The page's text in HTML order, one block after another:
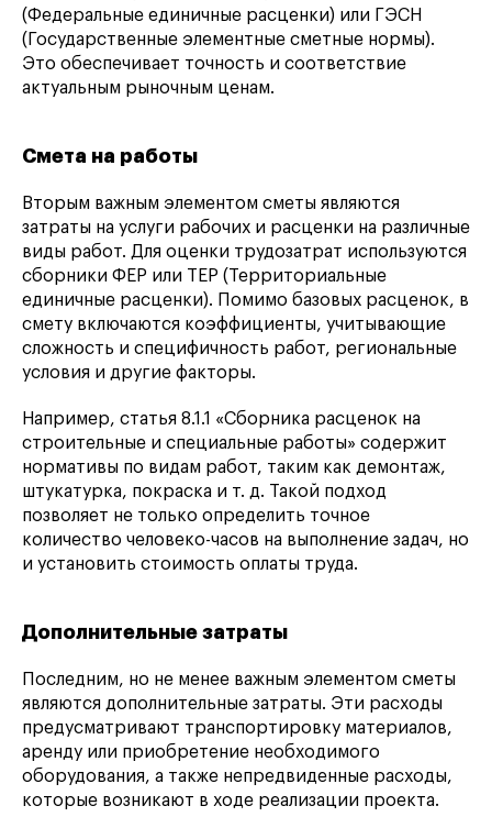
(Федеральные единичные расценки) или ГЭСН
(Государственные элементные сметные нормы).
Это обеспечивает точность и соответствие
актуальным рыночным ценам.
Смета на работы
Вторым важным элементом сметы являются
затраты на услуги рабочих и расценки на различные
виды работ. Для оценки трудозатрат используются
сборники ФЕР или ТЕР (Территориальные
единичные расценки). Помимо базовых расценок, в
смету включаются коэффициенты, учитывающие
сложность и специфичность работ, региональные
условия и другие факторы.
Например, статья 8.1.1 «Сборника расценок на
строительные и специальные работы» содержит
нормативы по видам работ, таким как демонтаж,
штукатурка, покраска и т. д. Такой подход
позволяет не только определить точное
количество человеко-часов на выполнение задач, но
и установить стоимость оплаты труда.
Дополнительные затраты
Последним, но не менее важным элементом сметы
являются дополнительные затраты. Эти расходы
предусматривают транспортировку материалов,
аренду или приобретение необходимого
оборудования, а также непредвиденные расходы,
которые возникают в ходе реализации проекта.